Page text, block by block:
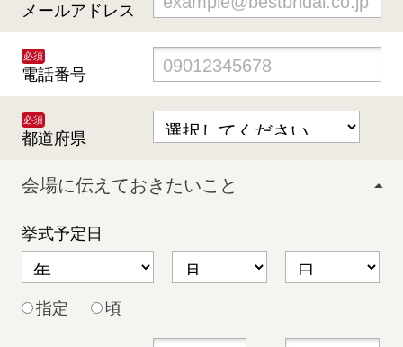
メールアドレス
必須
電話番号
必須
都道府県
会場に伝えておきたいこと
挙式予定日
指定 頃